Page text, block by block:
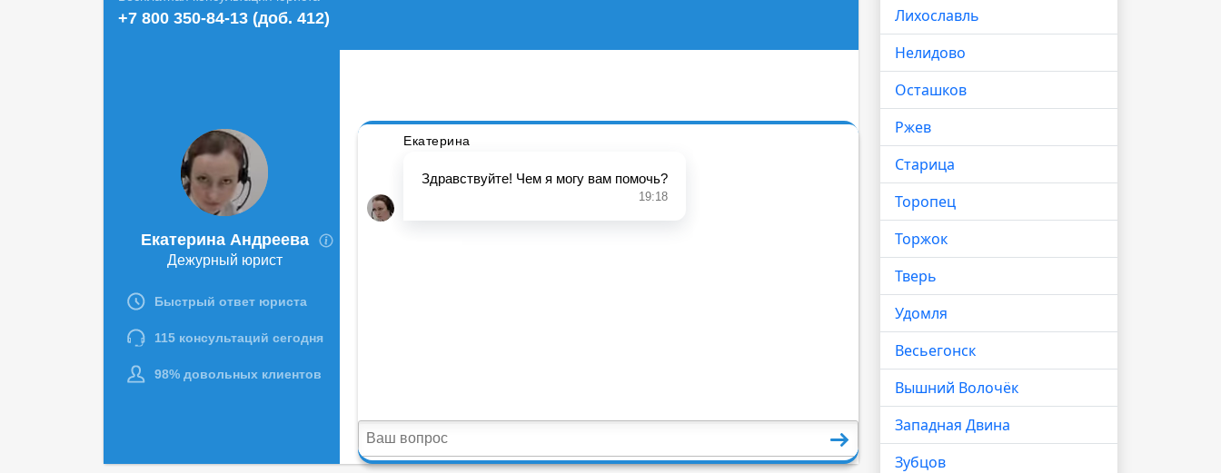
Лихославль
Нелидово
Осташков
Ржев
Старица
Торопец
Торжок
Тверь
Удомля
Весьегонск
Вышний Волочёк
Западная Двина
Зубцов